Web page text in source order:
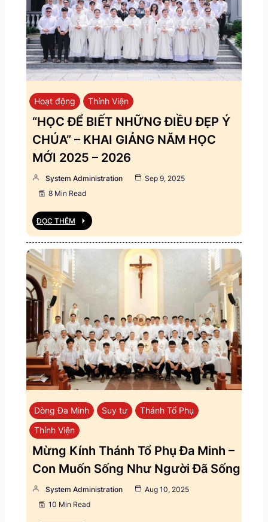
Hoạt động Thỉnh Viện
“HỌC ĐỂ BIẾT NHỮNG ĐIỀU ĐẸP Ý
CHÚA” – KHAI GIẢNG NĂM HỌC
MỚI 2025 – 2026
System Administration
Sep 9, 2025
8 Min Read
ĐỌC THÊM
Dòng Đa Minh Suy tư
Thánh Tổ Phụ
Thỉnh Viện
Mừng Kính Thánh Tổ Phụ Đa Minh –
Con Muốn Sống Như Người Đã Sống
System Administration
Aug 10, 2025
10 Min Read